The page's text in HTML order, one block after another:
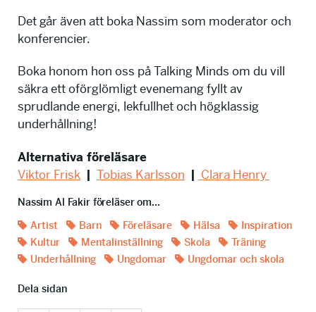
Det går även att boka Nassim som moderator och
konferencier.
Boka honom hon oss på Talking Minds om du vill
säkra ett oförglömligt evenemang fyllt av
sprudlande energi, lekfullhet och högklassig
underhållning!
Alternativa föreläsare
Viktor Frisk | Tobias Karlsson | Clara Henry
Nassim Al Fakir föreläser om...
Artist
Barn Föreläsare Hälsa
Inspiration
Kultur
Mentalinställning Skola
Träning
Underhållning
Ungdomar Ungdomar och skola
Dela sidan